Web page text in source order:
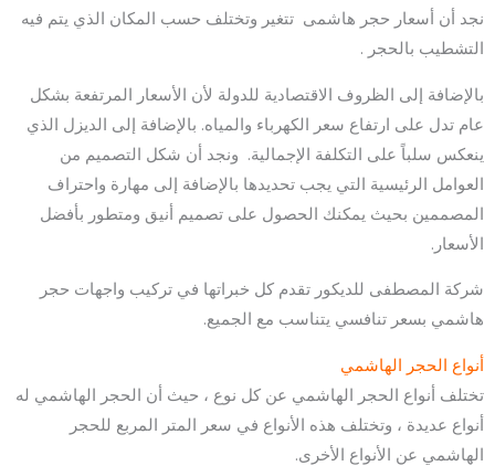
نجد أن أسعار حجر هاشمى تتغير وتختلف حسب المكان الذي يتم فيه
التشطيب بالحجر .
بالإضافة إلى الظروف الاقتصادية للدولة لأن الأسعار المرتفعة بشكل
عام تدل على ارتفاع سعر الكهرباء والمياه. بالإضافة إلى الديزل الذي
ينعكس سلباً على التكلفة الإجمالية. ونجد أن شكل التصميم من
العوامل الرئيسية التي يجب تحديدها بالإضافة إلى مهارة واحتراف
المصممين بحيث يمكنك الحصول على تصميم أنيق ومتطور بأفضل
الأسعار.
شركة المصطفى للديكور تقدم كل خبراتها في تركيب واجهات حجر
هاشمي بسعر تنافسي يتناسب مع الجميع.
أنواع الحجر الهاشمي
تختلف أنواع الحجر الهاشمي عن كل نوع ، حيث أن الحجر الهاشمي له
أنواع عديدة ، وتختلف هذه الأنواع في سعر المتر المربع للحجر
الهاشمي عن الأنواع الأخرى.